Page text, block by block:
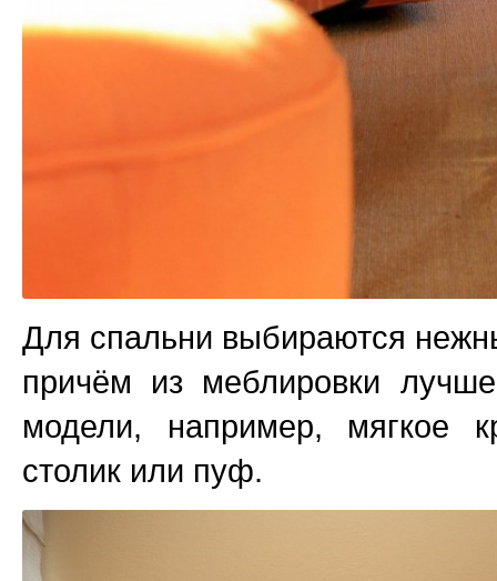
Для спальни выбираются
причём из меблировки
модели, например, мягкое
столик или пуф.